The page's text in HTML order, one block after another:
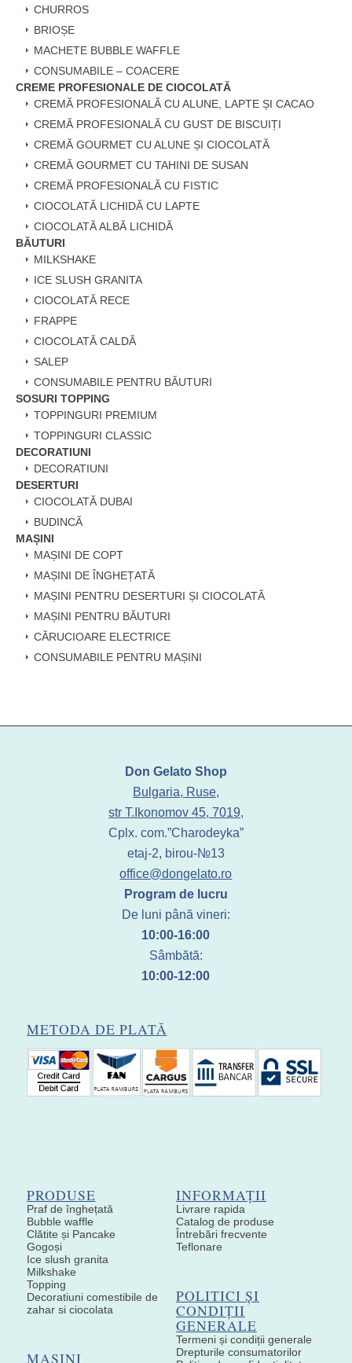
CHURROS
BRIOȘE
MACHETE BUBBLE WAFFLE
CONSUMABILE – COACERE
CREME PROFESIONALE DE CIOCOLATĂ
CREMĂ PROFESIONALĂ CU ALUNE, LAPTE ȘI CACAO
CREMĂ PROFESIONALĂ CU GUST DE BISCUIȚI
CREMĂ GOURMET CU ALUNE ȘI CIOCOLATĂ
CREMĂ GOURMET CU TAHINI DE SUSAN
CREMĂ PROFESIONALĂ CU FISTIC
CIOCOLATĂ LICHIDĂ CU LAPTE
CIOCOLATĂ ALBĂ LICHIDĂ
BĂUTURI
MILKSHAKE
ICE SLUSH GRANITA
CIOCOLATĂ RECE
FRAPPE
CIOCOLATĂ CALDĂ
SALEP
CONSUMABILE PENTRU BĂUTURI
SOSURI TOPPING
TOPPINGURI PREMIUM
TOPPINGURI CLASSIC
DECORATIUNI
DECORATIUNI
DESERTURI
CIOCOLATĂ DUBAI
BUDINCĂ
MAȘINI
MAȘINI DE COPT
MAȘINI DE ÎNGHEȚATĂ
MAȘINI PENTRU DESERTURI ȘI CIOCOLATĂ
MAȘINI PENTRU BĂUTURI
CĂRUCIOARE ELECTRICE
CONSUMABILE PENTRU MAȘINI
Don Gelato Shop
Bulgaria, Ruse,
str T.Ikonomov 45, 7019,
Cplx. com.”Charodeyka”
etaj-2, birou-№13
office@dongelato.ro
Program de lucru
De luni până vineri:
10:00-16:00
Sâmbătă:
10:00-12:00
METODA DE PLATĂ
PRODUSE
Praf de înghețată
Bubble waffle
Clătite și Pancake
Gogoși
Ice slush granita
Milkshake
Topping
Decoratiuni comestibile de
zahar si ciocolata
MAȘINI
INFORMAȚII
Livrare rapida
Catalog de produse
Întrebări frecvente
Teflonare
POLITICI ȘI
CONDIȚII
GENERALE
Termeni și condiții generale
Drepturile consumatorilor